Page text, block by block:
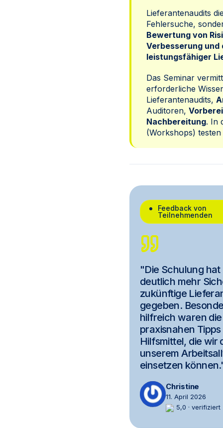
Lieferantenaudits
Fehlersuche,
Bewertung von
Verbesserung
leistungsfähiger
Das Seminar
erforderliche
Lieferantenaudits,
Auditoren,
Nachbereitung. In
(Workshops)
Feedback von
Teilnehmenden
"Die Schulung hat
deutlich mehr
zukünftige
gegeben.
hilfreich waren die
praxisnahen
Hilfsmittel, die wir
unserem
einsetzen
Christine
11. April 2026
5,0 · verifiziert